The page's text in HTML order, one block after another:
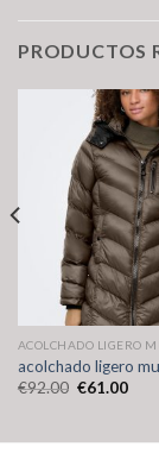
PRODUCTOS
ACOLCHADO LIGERO
acolchado ligero
€92.00 €61.00